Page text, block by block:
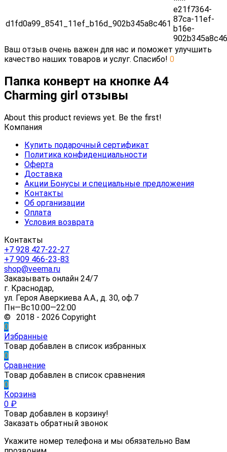
d1fd0a99_8541_11ef_b16d_902b345a8c461
e21f7364-
87ca-11ef-
b16e-
902b345a8c46
Ваш отзыв очень важен для нас и поможет улучшить
качество наших товаров и услуг. Спасибо! 0
Папка конверт на кнопке А4
Charming girl отзывы
About this product reviews yet. Be the first!
Компания
Купить подарочный сертификат
Политика конфиденциальности
Оферта
Доставка
Акции Бонусы и специальные предложения
Контакты
Об организации
Оплата
Условия возврата
Контакты
+7 928 427-22-27
+7 909 466-23-83
shop@veema.ru
Заказывать онлайн 24/7
г. Краснодар,
ул. Героя Аверкиева А.А., д. 30, оф.7
Пн—Вс10:00—22:00
© 2018 - 2026 Copyright
0
Избранные
Товар добавлен в список избранных
0
Сравнение
Товар добавлен в список сравнения
0
Корзина
0 ₽
Товар добавлен в корзину!
Заказать обратный звонок
Укажите номер телефона и мы обязательно Вам